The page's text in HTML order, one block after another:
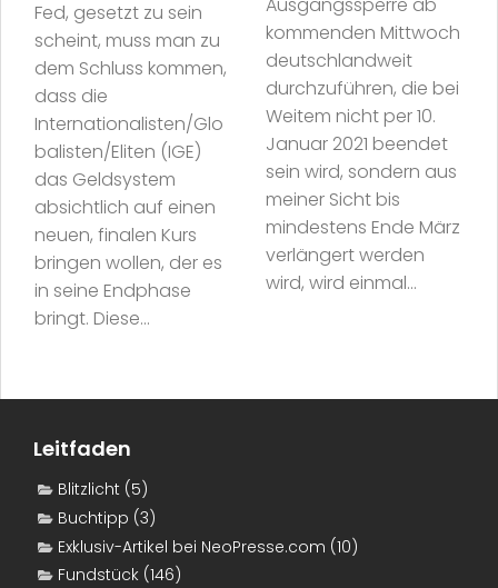
Fed, gesetzt zu sein
scheint, muss man zu
dem Schluss kommen,
dass die
Internationalisten/Glo
balisten/Eliten (IGE)
das Geldsystem
absichtlich auf einen
neuen, finalen Kurs
bringen wollen, der es
in seine Endphase
bringt. Diese...
kommenden Mittwoch
deutschlandweit
durchzuführen, die bei
Weitem nicht per 10.
Januar 2021 beendet
sein wird, sondern aus
meiner Sicht bis
mindestens Ende März
verlängert werden
wird, wird einmal...
Leitfaden
Blitzlicht (5)
Buchtipp (3)
Exklusiv-Artikel bei NeoPresse.com (10)
Fundstück (146)